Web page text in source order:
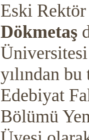
Eski
Dökmetaş
Üniversitesi
yılından
Edebiyat
Bölümü